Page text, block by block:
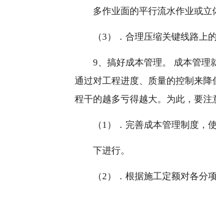
多作业面的平行流水作业或立
（3）．合理压缩关键线路上
9、搞好成本管理。 成本管理
通过对工程进度、质量的控制来
程干的越多亏得越大。为此，要注
（1）．完善成本管理制度，
下进行。
（2）．根据施工定额对各分